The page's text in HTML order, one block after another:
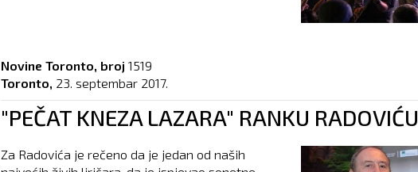
Novine Toronto, broj 1519
Toronto, 23. septembar 2017.
"PEČAT KNEZA LAZARA" RANKU RADOVIĆU
Za Radovića je rečeno da je jedan od naših